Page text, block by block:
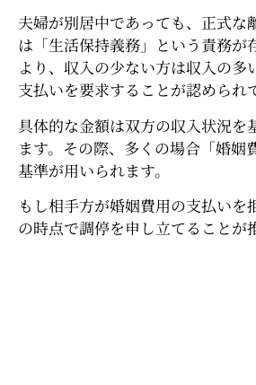
夫婦が別居中であっても、正式な
は「生活保持義務」という責務が
より、収入の少ない方は収入の多
支払いを要求することが認められ
具体的な金額は双方の収入状況を
ます。その際、多くの場合「婚姻
基準が用いられます。
もし相手方が婚姻費用の支払いを
の時点で調停を申し立てることが